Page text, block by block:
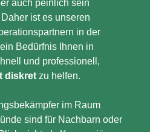
auch peinlich sein
ist es unseren
in der
Bedürfnis Ihnen in
und professionell,
diskret zu helfen.
im Raum
sind für Nachbarn oder